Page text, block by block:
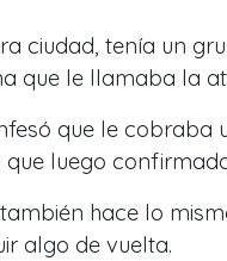
ciudad, tenía un
que le llamaba la
que le cobraba
luego
hace lo
algo de vuelta.